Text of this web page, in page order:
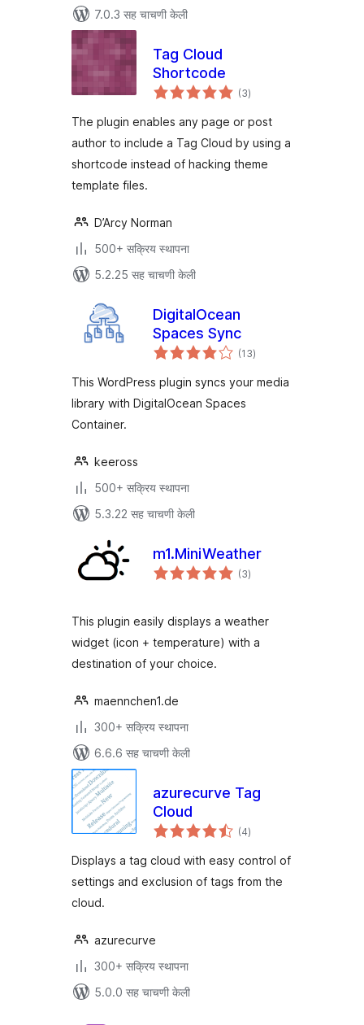
7.0.3 सह चाचणी केली
Tag Cloud
Shortcode
(3एकूण
मूल्यांकन
)
The plugin enables any page or post
author to include a Tag Cloud by using a
shortcode instead of hacking theme
template files.
D’Arcy Norman
500+ सक्रिय स्थापना
5.2.25 सह चाचणी केली
DigitalOcean
Spaces Sync
(13एकूण
मूल्यांकन
)
This WordPress plugin syncs your media
library with DigitalOcean Spaces
Container.
keeross
500+ सक्रिय स्थापना
5.3.22 सह चाचणी केली
m1.MiniWeather
(3एकूण
मूल्यांकन
)
This plugin easily displays a weather
widget (icon + temperature) with a
destination of your choice.
maennchen1.de
300+ सक्रिय स्थापना
6.6.6 सह चाचणी केली
azurecurve Tag
Cloud
(4एकूण
मूल्यांकन
)
Displays a tag cloud with easy control of
settings and exclusion of tags from the
cloud.
azurecurve
300+ सक्रिय स्थापना
5.0.0 सह चाचणी केली